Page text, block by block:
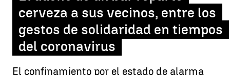
cerveza a sus vecinos, entre los
gestos de solidaridad en tiempos
del coronavirus
El confinamiento por el estado de alarma